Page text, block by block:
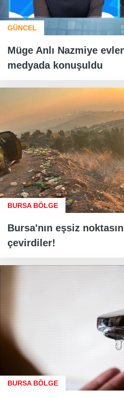
GÜNCEL
Müge Anlı Nazmiye
medyada konuşuldu
BURSA BÖLGE
Bursa'nın eşsiz
çevirdiler!
BURSA BÖLGE